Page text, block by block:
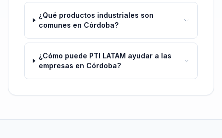
¿Qué productos industriales son
comunes en Córdoba?
¿Cómo puede PTI LATAM ayudar a las
empresas en Córdoba?